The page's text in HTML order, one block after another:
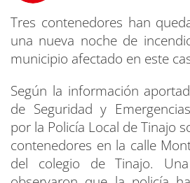
Tres contenedores han
una nueva noche de
municipio afectado en este
Según la información
de Seguridad y
por la Policía Local de Tinajo
contenedores en la calle
del colegio de Tinajo.